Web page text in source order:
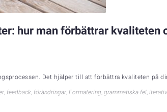
hur man förbättrar kvaliteten
Det hjälper till att förbättra kvaliteten på
, feedback, förändringar, Formatering, grammatiska fel,